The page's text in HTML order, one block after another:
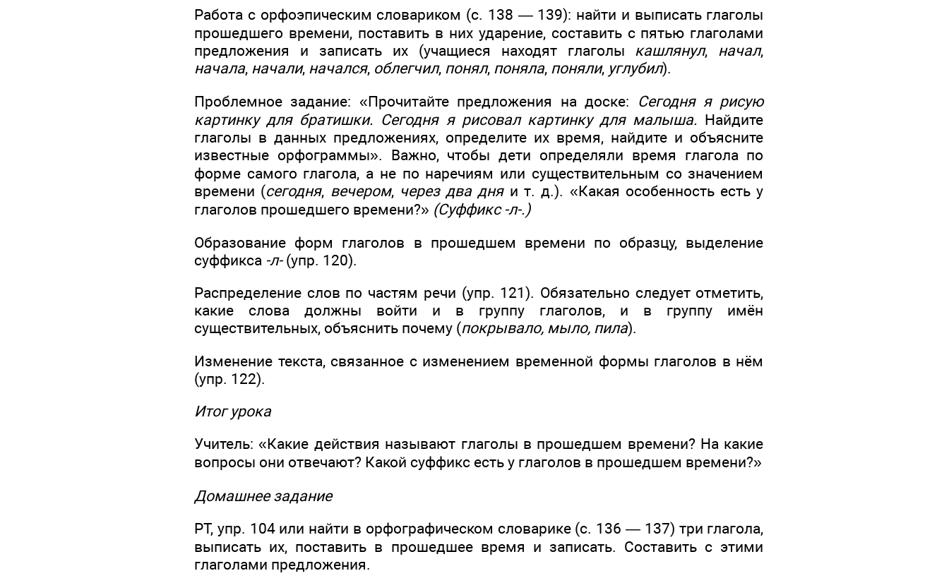
Работа с орфоэпическим словариком (с. 138 — 139): найти и выписать глаголы
прошедшего времени, поставить в них ударение, составить с пятью глаголами
предложения и записать их (учащиеся находят глаголы кашлянул, начал,
начала, начали, начался, облегчил, понял, поняла, поняли, углубил).
Проблемное задание: «Прочитайте предложения на доске: Сегодня я рисую
картинку для братишки. Сегодня я рисовал картинку для малыша. Найдите
глаголы в данных предложениях, определите их время, найдите и объясните
известные орфограммы». Важно, чтобы дети определяли время глагола по
форме самого глагола, а не по наречиям или существительным со значением
времени (сегодня, вечером, через два дняи т. д.). «Какая особенность есть у
глаголов прошедшего времени?» (Суффикс -л-.)
Образование форм глаголов в прошедшем времени по образцу, выделение
суффикса -л-(упр. 120).
Распределение слов по частям речи (упр. 121). Обязательно следует отметить,
какие слова должны войти и в группу глаголов, и в группу имён
существительных, объяснить почему (покрывало, мыло, пила).
Изменение текста, связанное с изменением временной формы глаголов в нём
(упр. 122).
Итог урока
Учитель: «Какие действия называют глаголы в прошедшем времени? На какие
вопросы они отвечают? Какой суффикс есть у глаголов в прошедшем времени?»
Домашнее задание
РТ, упр. 104 или найти в орфографическом словарике (с. 136 — 137) три глагола,
выписать их, поставить в прошедшее время и записать. Составить с этими
глаголами предложения.